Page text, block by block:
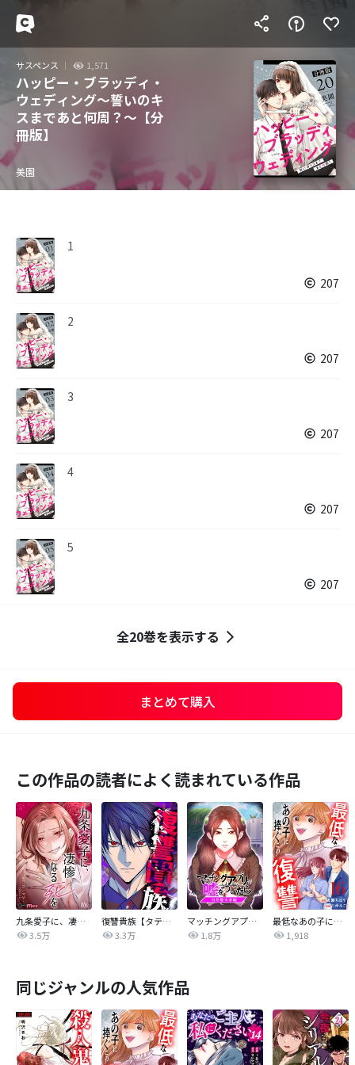
サスペンス 1,571
ハッピー・ブラッディ・
ウェディング～誓いのキ
スまであと何周？～【分
冊版】
美園
1
207
2
207
3
207
4
207
5
207
全20巻を表示する
まとめて購入
この作品の読者によく読まれている作品
九条愛子に、凄惨なる死を【タテヨミ】
3.5万
復讐貴族【タテヨミ】
3.3万
マッチングアプリで嘘をついたら～向井地未来編～【タテヨミ】
1.8万
最低なあの子に捧ぐこの復讐 分冊版
1,918
同じジャンルの人気作品